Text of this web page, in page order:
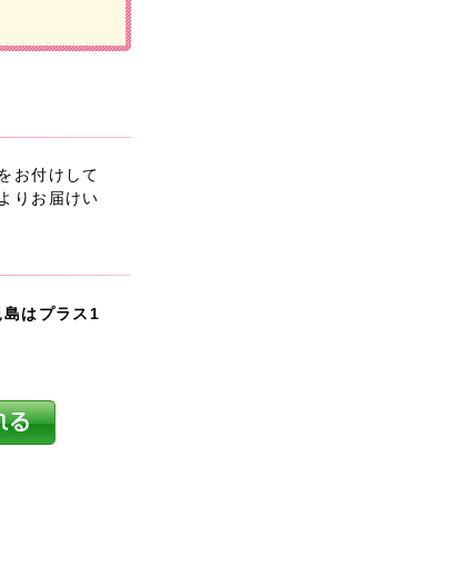
お付けして
りお届けい
はプラス1